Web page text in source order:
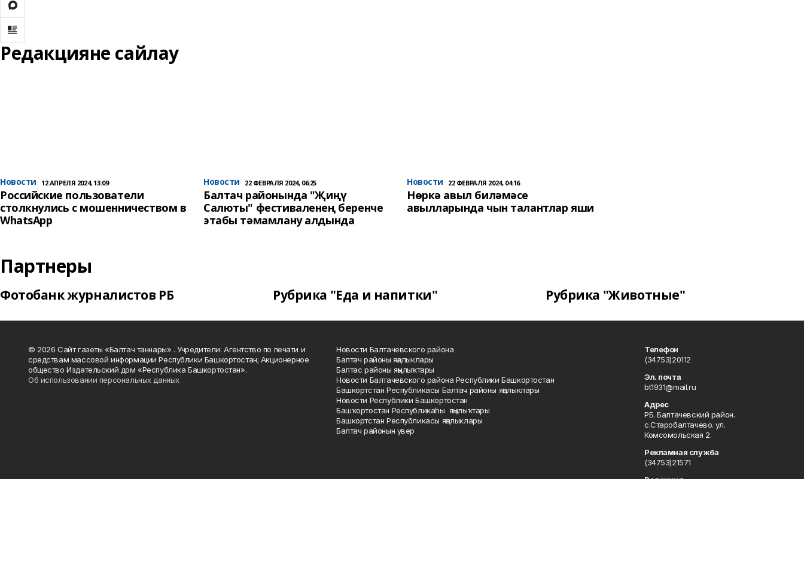
Редакцияне сайлау
Новости 12 АПРЕЛЯ 2024, 13:09
Российские пользователи
столкнулись с мошенничеством в
WhatsApp
Новости 22 ФЕВРАЛЯ 2024, 06:25
Балтач районында "Җиңү
Салюты" фестиваленең беренче
этабы тәмамлану алдында
Новости 22 ФЕВРАЛЯ 2024, 04:16
Нөркә авыл биләмәсе
авылларында чын талантлар яши
Партнеры
Фотобанк журналистов РБ Рубрика "Еда и напитки" Рубрика "Животные"
© 2026 Сайт газеты «Балтач таннары» . Учредители: Агентство по печати и
средствам массовой информации Республики Башкортостан; Акционерное
общество Издательский дом «Республика Башкортостан».
Об использовании персональных данных
Новости Балтачевского района
Балтач районы яңалыклары
Балтас районы яңылыҡтары
Новости Балтачевского района Республики Башкортостан
Башкортстан Республикасы Балтач районы яңалыклары
Новости Республики Башкортостан
Башҡортостан Республикаһы яңылыҡтары
Башкортстан Республикасы яңалыклары
Балтач районын увер
Телефон
(34753)20112
Эл. почта
bt1931@mail.ru
Адрес
РБ. Балтачевский район.
с.Старобалтачево. ул.
Комсомольская 2.
Рекламная служба
(34753)21571
Редакция